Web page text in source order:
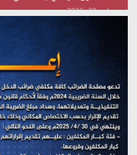
يوليو 28, 2026
(نحن لا نهزم) بث مباشر
تستمعون لبرنامج (هندسة
يوليو 28, 2026
مؤتمر صحفي لمركز عين
على اليمن